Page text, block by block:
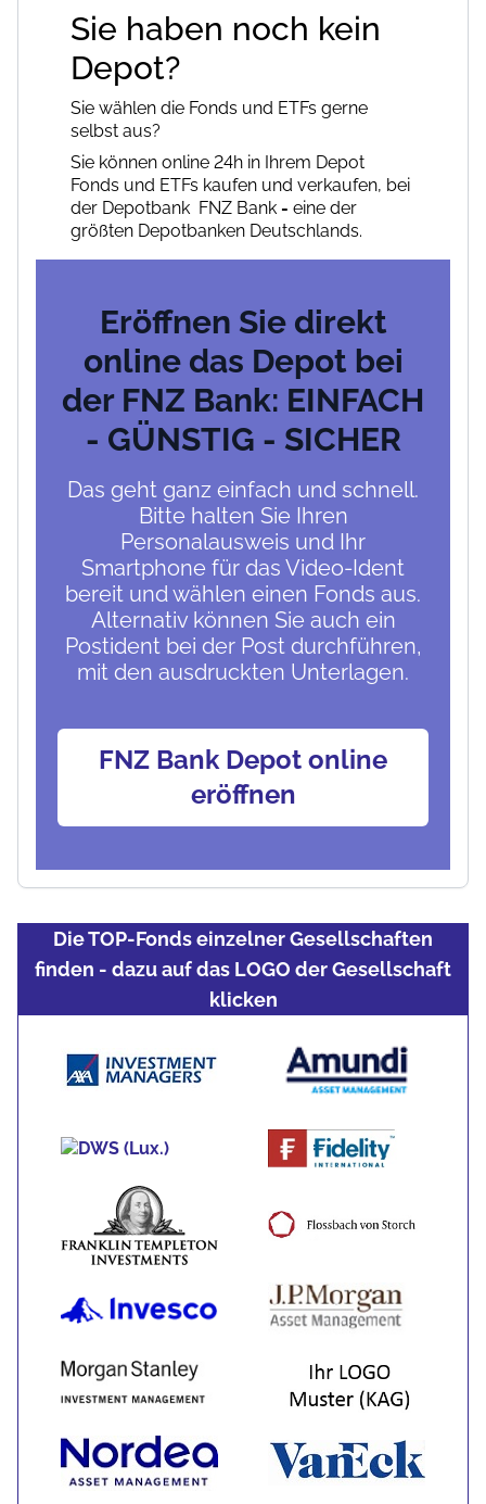
Sie haben noch kein
Depot?
Sie wählen die Fonds und ETFs gerne
selbst aus?
Sie können online 24h in Ihrem Depot
Fonds und ETFs kaufen und verkaufen, bei
der Depotbank FNZ Bank - eine der
größten Depotbanken Deutschlands.
Eröffnen Sie direkt
online das Depot bei
der FNZ Bank: EINFACH
- GÜNSTIG - SICHER
Das geht ganz einfach und schnell.
Bitte halten Sie Ihren
Personalausweis und Ihr
Smartphone für das Video-Ident
bereit und wählen einen Fonds aus.
Alternativ können Sie auch ein
Postident bei der Post durchführen,
mit den ausdruckten Unterlagen.
FNZ Bank Depot online
eröffnen
Die TOP-Fonds einzelner Gesellschaften
finden - dazu auf das LOGO der Gesellschaft
klicken